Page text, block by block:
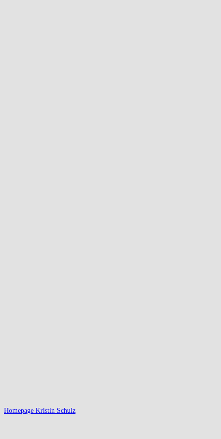
Homepage Kristin Schulz